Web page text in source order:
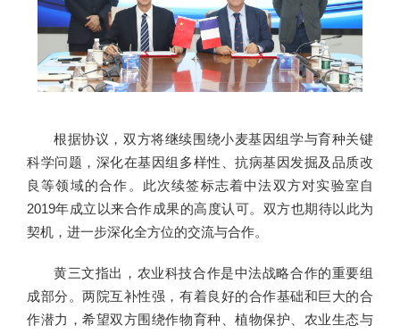
根据协议，双方将继续围绕小麦基因组学与育种关键
科学问题，深化在基因组多样性、抗病基因发掘及品质改
良等领域的合作。此次续签标志着中法双方对实验室自
2019年成立以来合作成果的高度认可。双方也期待以此为
契机，进一步深化全方位的交流与合作。
黄三文指出，农业科技合作是中法战略合作的重要组
成部分。两院互补性强，有着良好的合作基础和巨大的合
作潜力，希望双方围绕作物育种、植物保护、农业生态与